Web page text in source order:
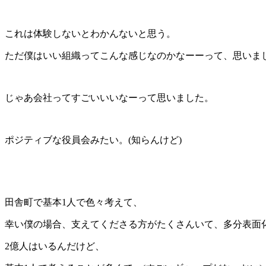
これは体験しないとわかんないと思う。
ただ僕はいい組織ってこんな感じなのかなーーって、思いま
じゃあ会社ってすごいいいなーって思いました。
ポジティブな役員会みたい。(知らんけど)
田舎町で基本1人で色々考えて、
幸い僕の場合、支えてくださる方がたくさんいて、多分表面
2億人はいるんだけど、